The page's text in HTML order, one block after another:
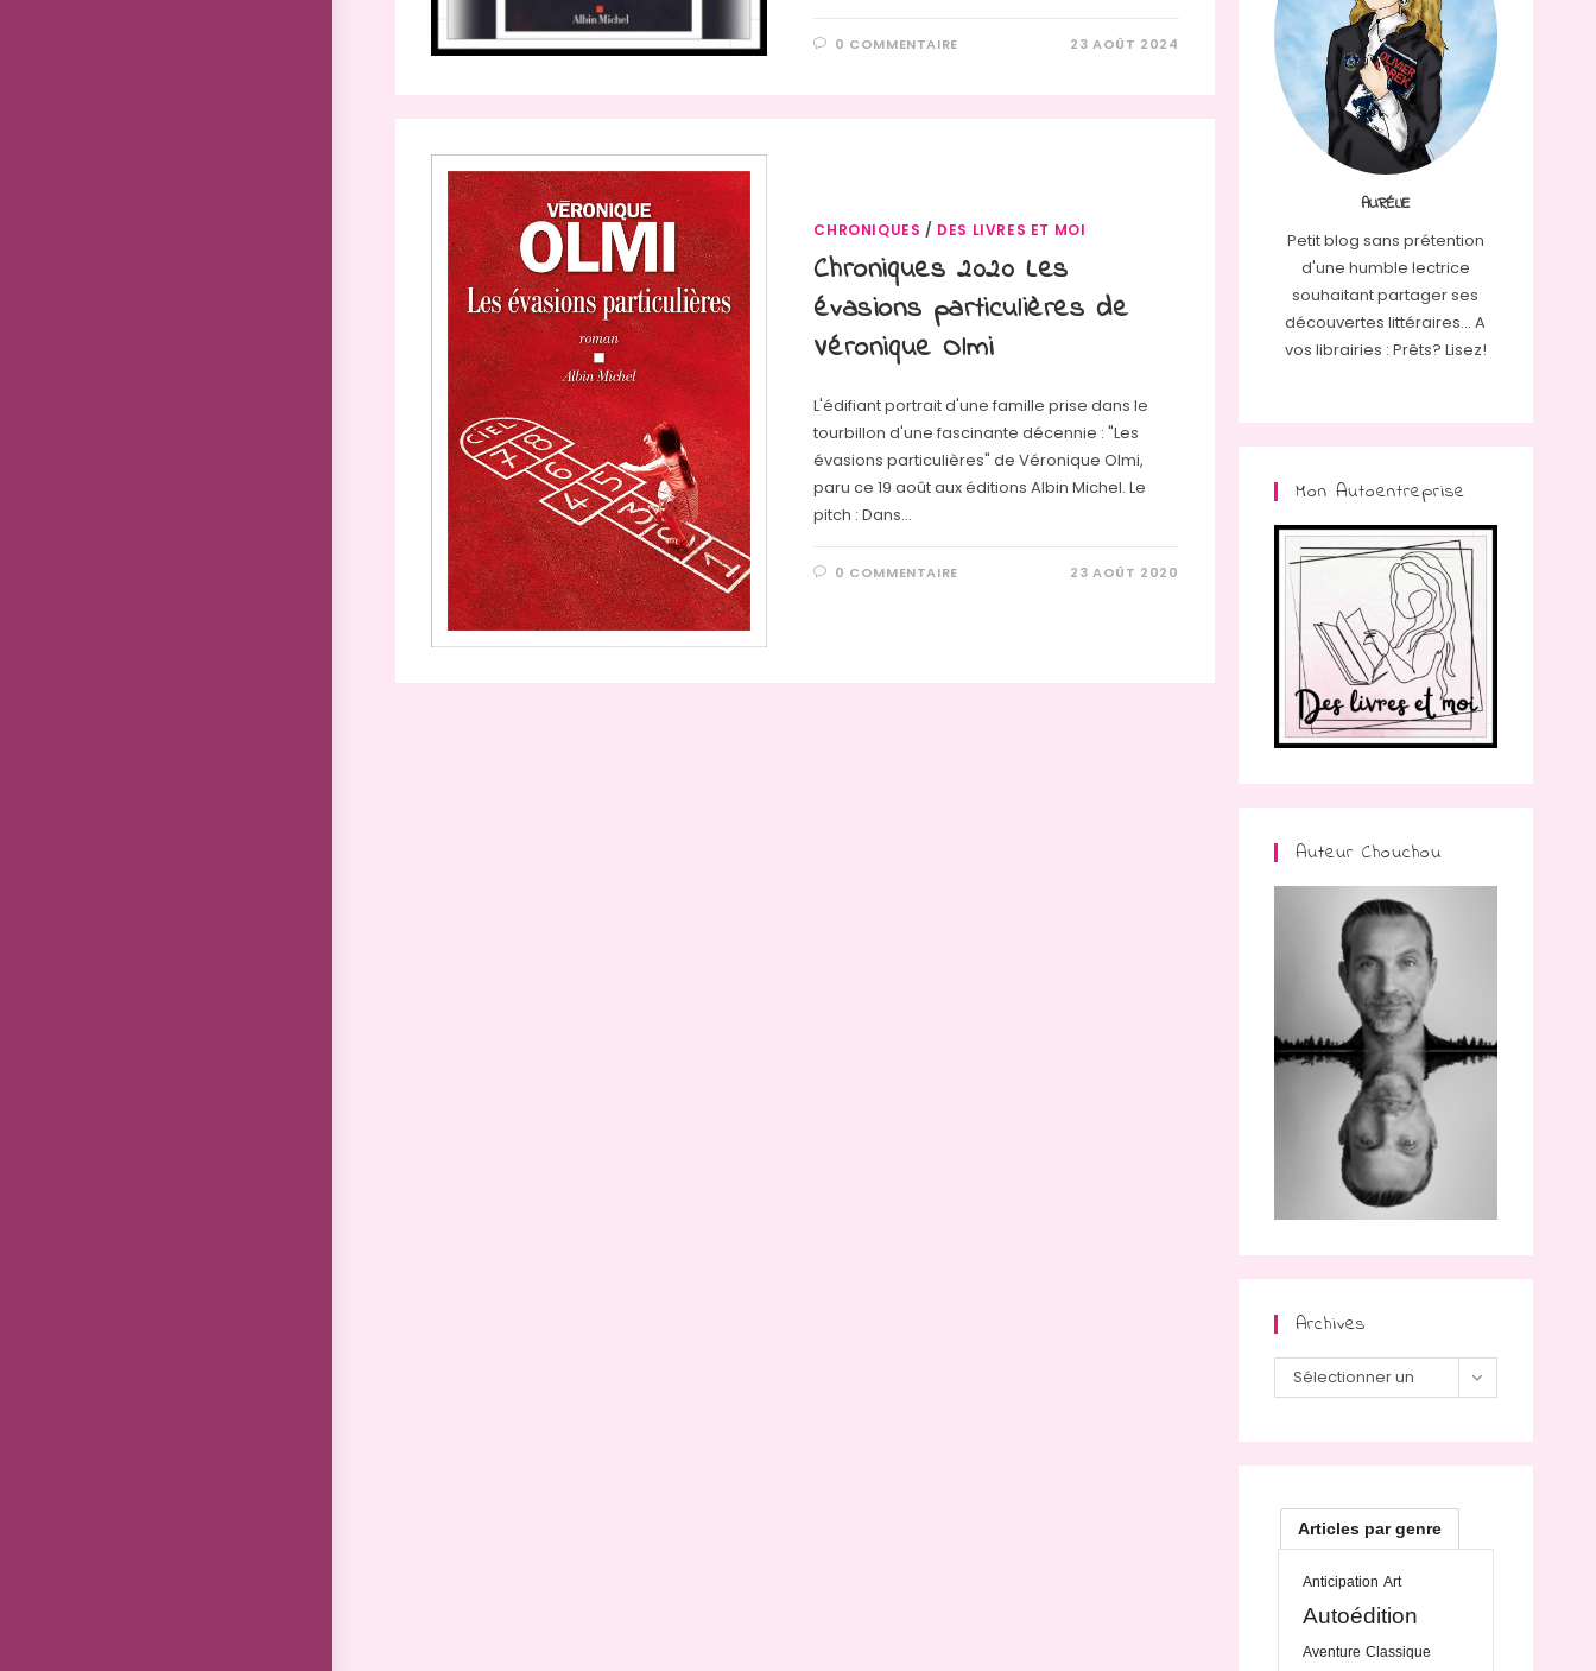
0 COMMENTAIRE 23 AOÛT 2024
CHRONIQUES / DES LIVRES ET MOI
Chroniques 2020 Les
évasions particulières de
Véronique Olmi
L'édifiant portrait d'une famille prise dans le
tourbillon d'une fascinante décennie : "Les
évasions particulières" de Véronique Olmi,
paru ce 19 août aux éditions Albin Michel. Le
pitch : Dans…
0 COMMENTAIRE 23 AOÛT 2020
AURÉLIE
Petit blog sans prétention
d'une humble lectrice
souhaitant partager ses
découvertes littéraires... A
vos librairies : Prêts? Lisez!
Mon Autoentreprise
Auteur Chouchou
Archives
Archives
Sélectionner un
Articles par genre
Anticipation Art
Autoédition
Aventure Classique